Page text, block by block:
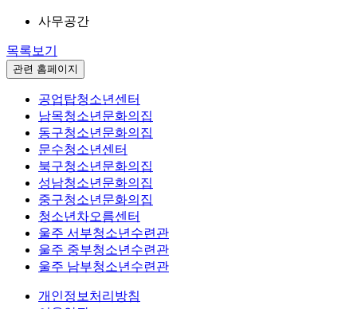
사무공간
목록보기
관련 홈페이지
공업탑청소년센터
남목청소년문화의집
동구청소년문화의집
문수청소년센터
북구청소년문화의집
성남청소년문화의집
중구청소년문화의집
청소년차오름센터
울주 서부청소년수련관
울주 중부청소년수련관
울주 남부청소년수련관
개인정보처리방침